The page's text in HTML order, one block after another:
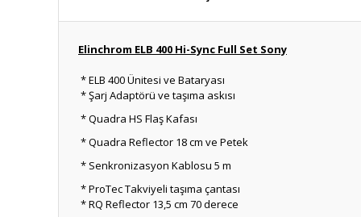
Elinchrom ELB 400 Hi-Sync Full Set Sony
* ELB 400 Ünitesi ve Bataryası
* Şarj Adaptörü ve taşıma askısı
* Quadra HS Flaş Kafası
* Quadra Reflector 18 cm ve Petek
* Senkronizasyon Kablosu 5 m
* ProTec Takviyeli taşıma çantası
* RQ Reflector 13,5 cm 70 derece